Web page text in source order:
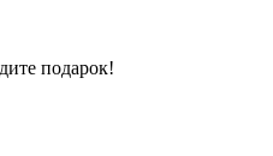
подарок!